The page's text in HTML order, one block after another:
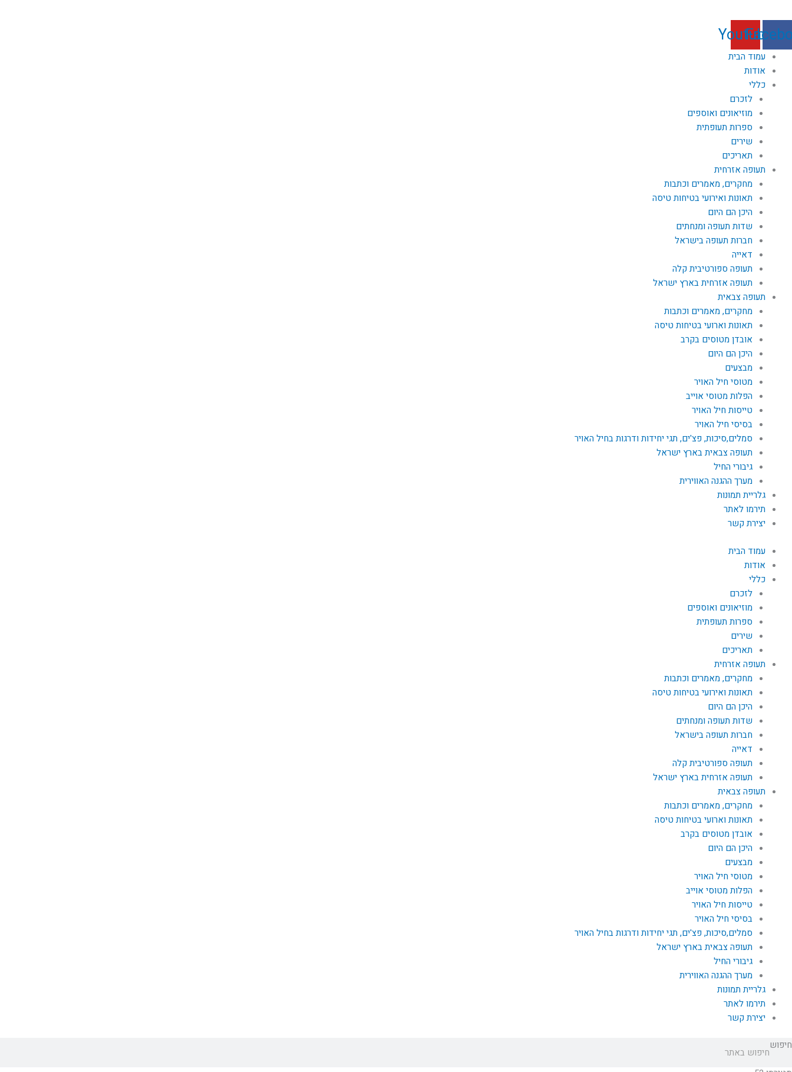
Youtube
עמוד הבית
אודות
כללי
לזכרם
מוזיאונים ואוספים
ספרות תעופתית
שירים
תאריכים
תעופה אזרחית
מחקרים, מאמרים וכתבות
תאונות ואירועי בטיחות טיסה
היכן הם היום
שדות תעופה ומנחתים
חברות תעופה בישראל
דאייה
תעופה ספורטיבית קלה
תעופה אזרחית בארץ ישראל
תעופה צבאית
מחקרים, מאמרים וכתבות
תאונות וארועי בטיחות טיסה
אובדן מטוסים בקרב
היכן הם היום
מבצעים
מטוסי חיל האויר
הפלות מטוסי אוייב
טייסות חיל האויר
בסיסי חיל האויר
סמלים,סיכות, פצ'ים, תגי יחידות ודרגות בחיל האויר
תעופה צבאית בארץ ישראל
גיבורי החיל
מערך ההגנה האווירית
גלריית תמונות
תירמו לאתר
יצירת קשר
עמוד הבית
אודות
כללי
לזכרם
מוזיאונים ואוספים
ספרות תעופתית
שירים
תאריכים
תעופה אזרחית
מחקרים, מאמרים וכתבות
תאונות ואירועי בטיחות טיסה
היכן הם היום
שדות תעופה ומנחתים
חברות תעופה בישראל
דאייה
תעופה ספורטיבית קלה
תעופה אזרחית בארץ ישראל
תעופה צבאית
מחקרים, מאמרים וכתבות
תאונות וארועי בטיחות טיסה
אובדן מטוסים בקרב
היכן הם היום
מבצעים
מטוסי חיל האויר
הפלות מטוסי אוייב
טייסות חיל האויר
בסיסי חיל האויר
סמלים,סיכות, פצ'ים, תגי יחידות ודרגות בחיל האויר
תעופה צבאית בארץ ישראל
גיבורי החיל
מערך ההגנה האווירית
גלריית תמונות
תירמו לאתר
יצירת קשר
חיפוש